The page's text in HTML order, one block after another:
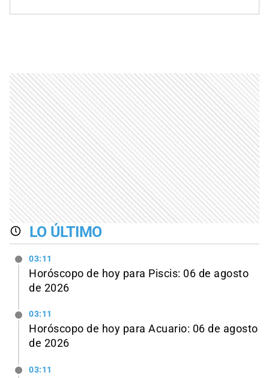
LO ÚLTIMO
03:11
Horóscopo de hoy para Piscis: 06 de agosto
de 2026
03:11
Horóscopo de hoy para Acuario: 06 de agosto
de 2026
03:11